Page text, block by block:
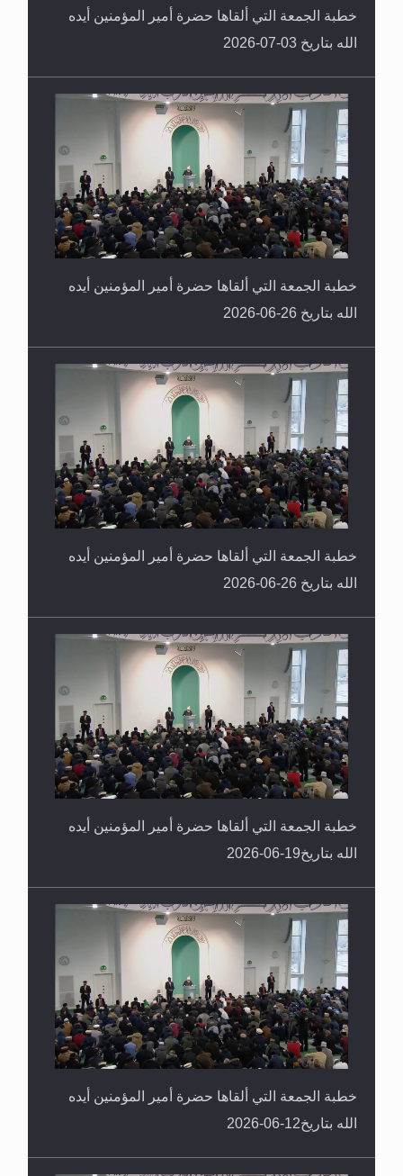
خطبة الجمعة التي ألقاها حضرة أمير المؤمنين أيده
الله بتاريخ 03-07-2026
خطبة الجمعة التي ألقاها حضرة أمير المؤمنين أيده
الله بتاريخ 26-06-2026
خطبة الجمعة التي ألقاها حضرة أمير المؤمنين أيده
الله بتاريخ 26-06-2026
خطبة الجمعة التي ألقاها حضرة أمير المؤمنين أيده
الله بتاريخ19-06-2026
خطبة الجمعة التي ألقاها حضرة أمير المؤمنين أيده
الله بتاريخ12-06-2026